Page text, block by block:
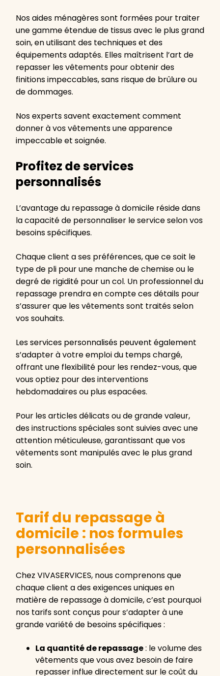
Nos aides ménagères sont formées pour traiter
une gamme étendue de tissus avec le plus grand
soin, en utilisant des techniques et des
équipements adaptés. Elles maîtrisent l’art de
repasser les vêtements pour obtenir des
finitions impeccables, sans risque de brûlure ou
de dommages.
Nos experts savent exactement comment
donner à vos vêtements une apparence
impeccable et soignée.
Profitez de services
personnalisés
L’avantage du repassage à domicile réside dans
la capacité de personnaliser le service selon vos
besoins spécifiques.
Chaque client a ses préférences, que ce soit le
type de pli pour une manche de chemise ou le
degré de rigidité pour un col. Un professionnel du
repassage prendra en compte ces détails pour
s’assurer que les vêtements sont traités selon
vos souhaits.
Les services personnalisés peuvent également
s’adapter à votre emploi du temps chargé,
offrant une flexibilité pour les rendez-vous, que
vous optiez pour des interventions
hebdomadaires ou plus espacées.
Pour les articles délicats ou de grande valeur,
des instructions spéciales sont suivies avec une
attention méticuleuse, garantissant que vos
vêtements sont manipulés avec le plus grand
soin.
Tarif du repassage à
domicile : nos formules
personnalisées
Chez VIVASERVICES, nous comprenons que
chaque client a des exigences uniques en
matière de repassage à domicile, c’est pourquoi
nos tarifs sont conçus pour s’adapter à une
grande variété de besoins spécifiques :
La quantité de repassage: le volume des
vêtements que vous avez besoin de faire
repasser influe directement sur le coût du